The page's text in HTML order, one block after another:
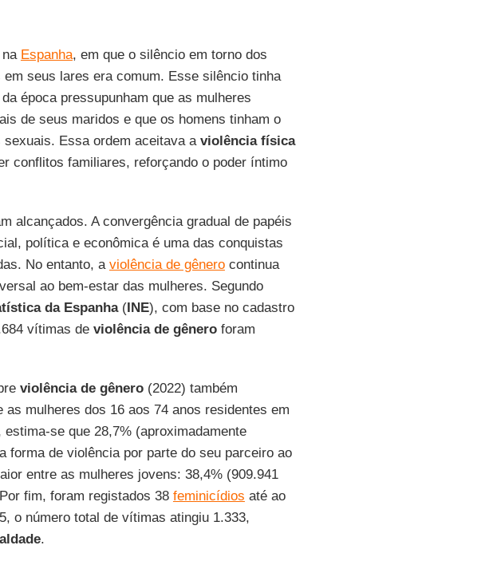
na Espanha, em que o silêncio em torno dos
seus lares era comum. Esse silêncio tinha
época pressupunham que as mulheres
de seus maridos e que os homens tinham o
Essa ordem aceitava a violência física
conflitos familiares, reforçando o poder íntimo
alcançados. A convergência gradual de papéis
política e econômica é uma das conquistas
No entanto, a violência de gênerocontinua
ao bem-estar das mulheres. Segundo
da Espanha(INE), com base no cadastro
vítimas de violência de gêneroforam
violência de gênero(2022) também
mulheres dos 16 aos 74 anos residentes em
se que 28,7% (aproximadamente
forma de violência por parte do seu parceiro ao
entre as mulheres jovens: 38,4% (909.941
fim, foram registados 38 feminicídios até ao
o número total de vítimas atingiu 1.333,
.